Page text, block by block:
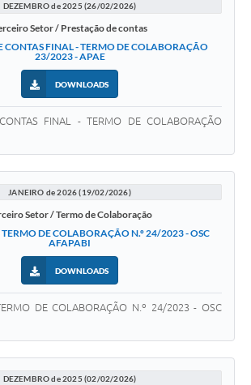
DEZEMBRO de 2025 (26/02/2026)
Setor / Prestação de contas
CONTAS FINAL - TERMO DE COLABORAÇÃO
23/2023 - APAE
DOWNLOADS
FINAL - TERMO DE COLABORAÇÃO
JANEIRO de 2026 (19/02/2026)
Setor / Termo de Colaboração
DE COLABORAÇÃO N.º 24/2023 - OSC
AFAPABI
DOWNLOADS
DE COLABORAÇÃO N.º 24/2023 - OSC
DEZEMBRO de 2025 (02/02/2026)